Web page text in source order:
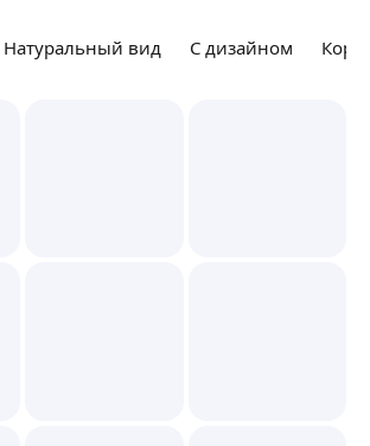
Натуральный вид С дизайном